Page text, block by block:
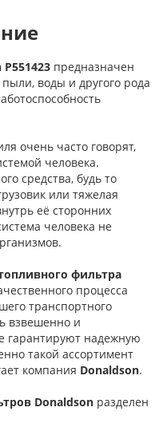
предназначен
воды и другого рода
очень часто говорят,
человека.
средства, будь то
или тяжелая
её сторонних
человека не
фильтра
процесса
транспортного
взвешенно и
гарантируют надежную
такой ассортимент
компания Donaldson.
Donaldson разделен